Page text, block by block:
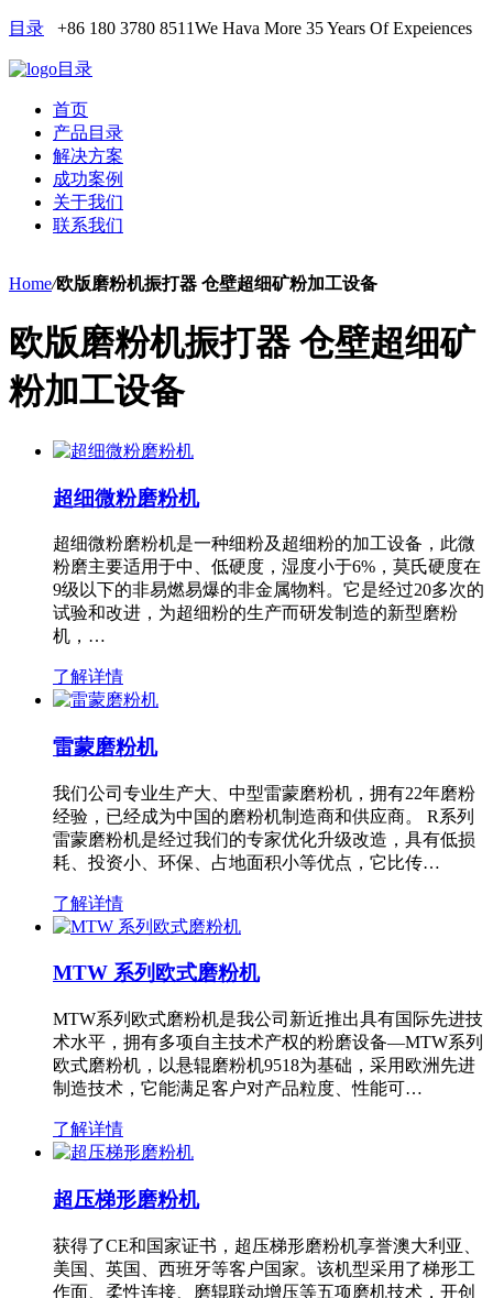
目录 +86 180 3780 8511We Hava More 35 Years Of Expeiences
目录
首页
产品目录
解决方案
成功案例
关于我们
联系我们
Home/欧版磨粉机振打器 仓壁超细矿粉加工设备
欧版磨粉机振打器 仓壁超细矿
粉加工设备
超细微粉磨粉机
超细微粉磨粉机是一种细粉及超细粉的加工设备，此微
粉磨主要适用于中、低硬度，湿度小于6%，莫氏硬度在
9级以下的非易燃易爆的非金属物料。它是经过20多次的
试验和改进，为超细粉的生产而研发制造的新型磨粉
机，…
了解详情
雷蒙磨粉机
我们公司专业生产大、中型雷蒙磨粉机，拥有22年磨粉
经验，已经成为中国的磨粉机制造商和供应商。 R系列
雷蒙磨粉机是经过我们的专家优化升级改造，具有低损
耗、投资小、环保、占地面积小等优点，它比传…
了解详情
MTW 系列欧式磨粉机
MTW系列欧式磨粉机是我公司新近推出具有国际先进技
术水平，拥有多项自主技术产权的粉磨设备—MTW系列
欧式磨粉机，以悬辊磨粉机9518为基础，采用欧洲先进
制造技术，它能满足客户对产品粒度、性能可…
了解详情
超压梯形磨粉机
获得了CE和国家证书，超压梯形磨粉机享誉澳大利亚、
美国、英国、西班牙等客户国家。该机型采用了梯形工
作面、柔性连接、磨辊联动增压等五项磨机技术，开创